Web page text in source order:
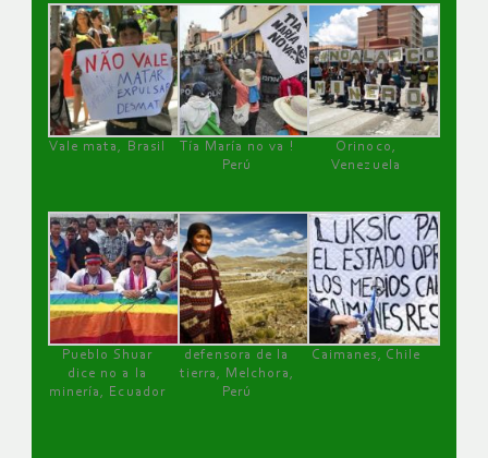
Vale mata, Brasil
Tía María no va !
Perú
Orinoco,
Venezuela
Pueblo Shuar
dice no a la
minería, Ecuador
defensora de la
tierra, Melchora,
Perú
Caimanes, Chile